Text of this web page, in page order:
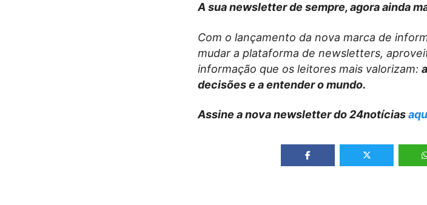
A sua newsletter de sempre, agora ainda
Com o lançamento da nova marca de
mudar a plataforma de newsletters,
informação que os leitores mais valorizam:
decisões e a entender o mundo.
Assine a nova newsletter do 24notícias